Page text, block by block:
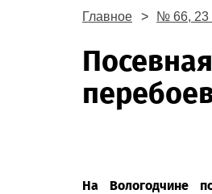
Главное № 66, 23
На Вологодчине